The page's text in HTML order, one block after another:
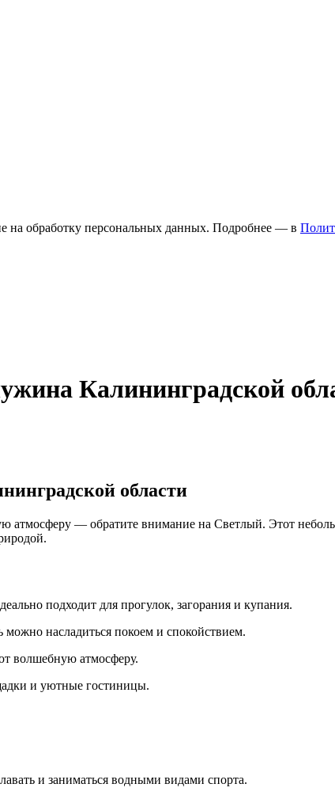
на обработку персональных данных. Подробнее — в
Калининградской
области
— обратите внимание на Светлый. Этот
подходит для прогулок, загорания и купания.
насладиться покоем и спокойствием.
волшебную атмосферу.
и уютные гостиницы.
и заниматься водными видами спорта.